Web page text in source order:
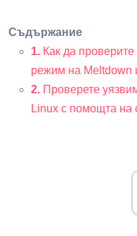
Съдържание
1. Как да
режим на Meltdown
2. Проверете
Linux с помощта на